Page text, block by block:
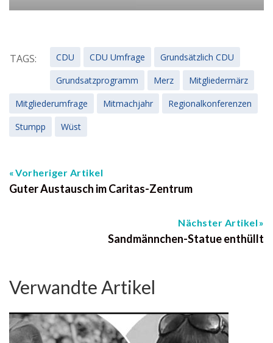
TAGS: CDU CDU Umfrage
Grundsätzlich CDU
Grundsatzprogramm
Merz
Mitgliedermärz
Mitgliederumfrage
Mitmachjahr
Regionalkonferenzen
Stumpp
Wüst
Vorheriger Artikel
Guter Austausch im Caritas-Zentrum
Nächster Artikel
Sandmännchen-Statue enthüllt
Verwandte Artikel